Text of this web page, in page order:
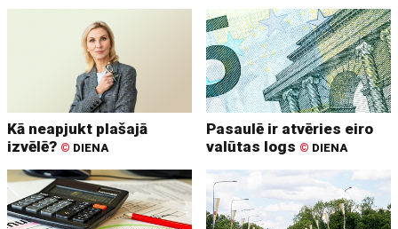
Kā neapjukt plašajā
izvēlē? © DIENA
Pasaulē ir atvēries eiro
valūtas logs © DIENA